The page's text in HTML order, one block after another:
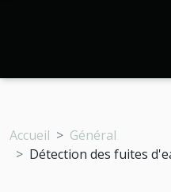
Accueil
Général
Détection des fuites